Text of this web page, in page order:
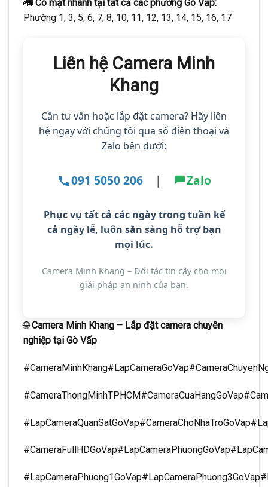
🚛 Có mặt nhanh tại tất cả các phường Gò Vấp:
Phường 1, 3, 5, 6, 7, 8, 10, 11, 12, 13, 14, 15, 16, 17
Liên hệ Camera Minh
Khang
Cần tư vấn hoặc lắp đặt camera? Hãy liên
hệ ngay với chúng tôi qua số điện thoại và
Zalo bên dưới:
091 5050 206 | Zalo
Phục vụ tất cả các ngày trong tuần kể
cả ngày lễ, luôn sẵn sàng hỗ trợ bạn
mọi lúc.
Camera Minh Khang – Đối tác tin cậy cho mọi
giải pháp an ninh của bạn.
🌐Camera Minh Khang – Lắp đặt camera chuyên
nghiệp tại Gò Vấp